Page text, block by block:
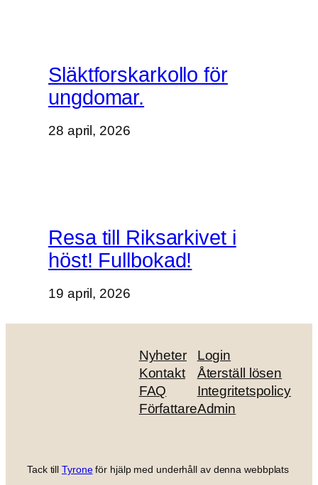
Släktforskarkollo för
ungdomar.
28 april, 2026
Resa till Riksarkivet i
höst! Fullbokad!
19 april, 2026
Nyheter
Kontakt
FAQ
Författare
Login
Återställ lösen
Integritetspolicy
Admin
Tack tillTyroneför hjälp med underhåll av denna webbplats